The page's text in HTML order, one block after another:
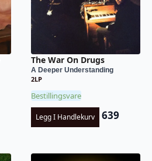
The War On Drugs
A Deeper Understanding
2LP
Bestillingsvare
Legg I Handlekurv 639